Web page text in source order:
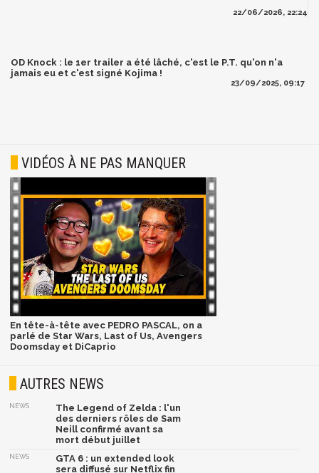
22/06/2026, 22:24
OD Knock : le 1er trailer a été lâché, c'est le P.T. qu'on n'a
jamais eu et c'est signé Kojima !
23/09/2025, 09:17
VIDÉOS À NE PAS MANQUER
En tête-à-tête avec PEDRO PASCAL, on a
parlé de Star Wars, Last of Us, Avengers
Doomsday et DiCaprio
AUTRES NEWS
NEWS
The Legend of Zelda : l'un
des derniers rôles de Sam
Neill confirmé avant sa
mort début juillet
NEWS
GTA 6 : un extended look
sera diffusé sur Netflix fin